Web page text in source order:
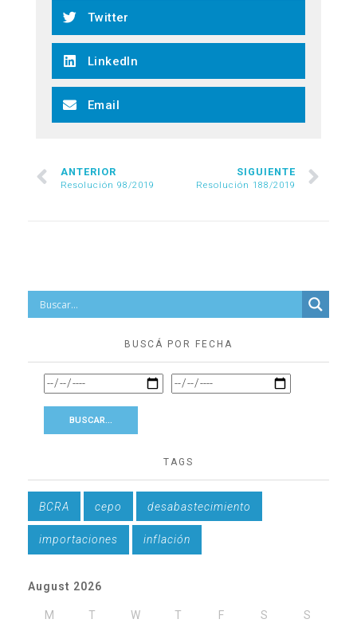
Twitter
LinkedIn
Email
ANTERIOR
Resolución 98/2019
SIGUIENTE
Resolución 188/2019
BUSCÁ POR FECHA
TAGS
BCRA cepo desabastecimiento
importaciones inflación
August 2026
M T W T F S S